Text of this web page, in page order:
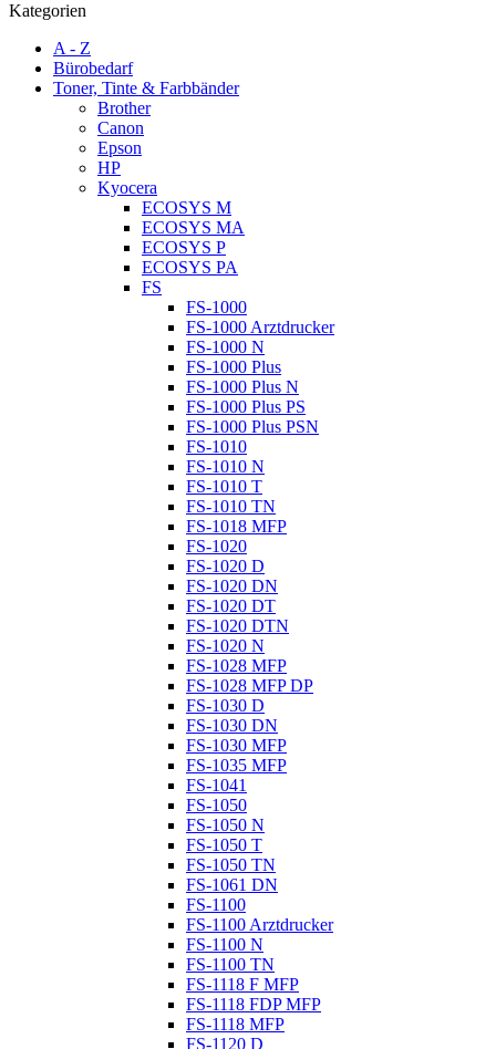
Kategorien
A - Z
Bürobedarf
Toner, Tinte & Farbbänder
Brother
Canon
Epson
HP
Kyocera
ECOSYS M
ECOSYS MA
ECOSYS P
ECOSYS PA
FS
FS-1000
FS-1000 Arztdrucker
FS-1000 N
FS-1000 Plus
FS-1000 Plus N
FS-1000 Plus PS
FS-1000 Plus PSN
FS-1010
FS-1010 N
FS-1010 T
FS-1010 TN
FS-1018 MFP
FS-1020
FS-1020 D
FS-1020 DN
FS-1020 DT
FS-1020 DTN
FS-1020 N
FS-1028 MFP
FS-1028 MFP DP
FS-1030 D
FS-1030 DN
FS-1030 MFP
FS-1035 MFP
FS-1041
FS-1050
FS-1050 N
FS-1050 T
FS-1050 TN
FS-1061 DN
FS-1100
FS-1100 Arztdrucker
FS-1100 N
FS-1100 TN
FS-1118 F MFP
FS-1118 FDP MFP
FS-1118 MFP
FS-1120 D